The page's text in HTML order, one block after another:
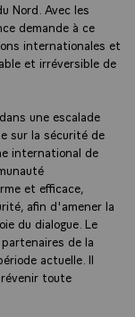
Nord. Avec les
demande à ce
internationales et
et irréversible de
une escalade
sur la sécurité de
international de
et efficace,
afin d'amener la
du dialogue. Le
de la
actuelle. Il
toute